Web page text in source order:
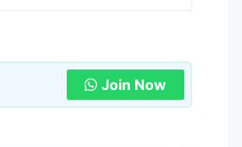
Join Now